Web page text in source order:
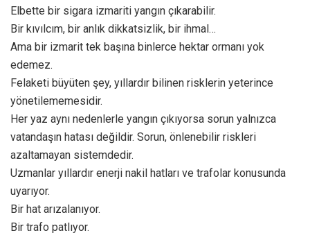
Elbette bir sigara izmariti yangın çıkarabilir.
Bir kıvılcım, bir anlık dikkatsizlik, bir ihmal…
Ama bir izmarit tek başına binlerce hektar ormanı yok
edemez.
Felaketi büyüten şey, yıllardır bilinen risklerin yeterince
yönetilememesidir.
Her yaz aynı nedenlerle yangın çıkıyorsa sorun yalnızca
vatandaşın hatası değildir. Sorun, önlenebilir riskleri
azaltamayan sistemdedir.
Uzmanlar yıllardır enerji nakil hatları ve trafolar konusunda
uyarıyor.
Bir hat arızalanıyor.
Bir trafo patlıyor.